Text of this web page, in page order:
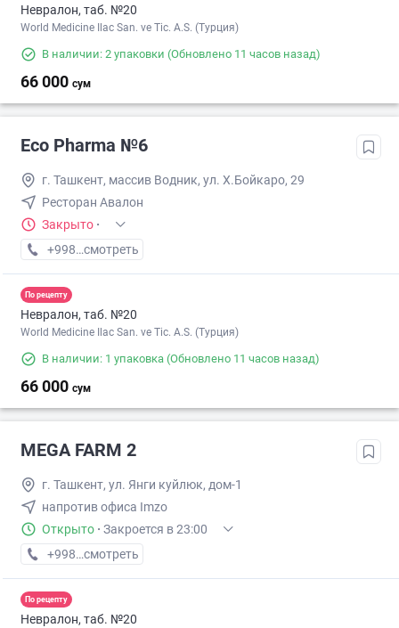
Невралон, таб. №20
World Medicine Ilac San. ve Tic. A.S. (Турция)
В наличии: 2 упаковки (Обновлено 11 часов назад)
66 000 сум
Eco Pharma №6
г. Ташкент, массив Водник, ул. Х.Бойкаро, 29
Ресторан Авалон
Закрыто ·
+998 (55) XXX-XX-XX
смотреть
По рецепту
Невралон, таб. №20
World Medicine Ilac San. ve Tic. A.S. (Турция)
В наличии: 1 упаковка (Обновлено 11 часов назад)
66 000 сум
MEGA FARM 2
г. Ташкент, ул. Янги куйлюк, дом-1
напротив офиса Imzo
Открыто · Закроется в 23:00
+998 (71) XXX-XX-XX
смотреть
По рецепту
Невралон, таб. №20